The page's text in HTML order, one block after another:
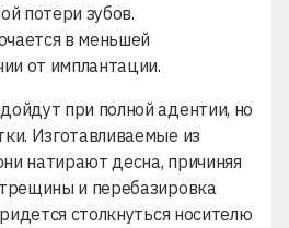
потери зубов.
в меньшей
от имплантации.
при полной адентии, но
Изготавливаемые из
натирают десна, причиняя
и перебазировка
столкнуться носителю